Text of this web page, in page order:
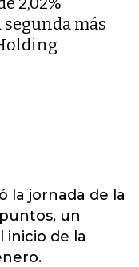
segunda más
la jornada de la
un
inicio de la